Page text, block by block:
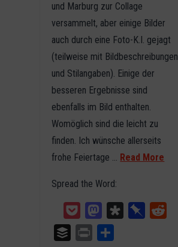
und Marburg zur Collage
versammelt, aber einige Bilder
auch durch eine Foto-K.I. gejagt
(teilweise mit Bildbeschreibungen
und Stilangaben). Einige der
besseren Ergebnisse sind
ebenfalls im Bild enthalten.
Womöglich sind die leicht zu
finden. Ich wünsche allerseits
frohe Feiertage … Read More
Spread the Word:
Pocket MastodonDiasporaPinboard
Buffer
Print